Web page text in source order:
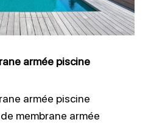
armée piscine
armée piscine
membrane armée